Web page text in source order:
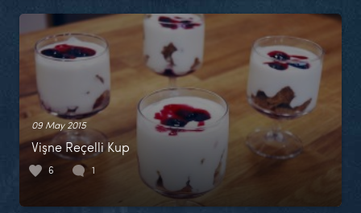
09 May 2015
Vişne Reçelli Kup
6 1